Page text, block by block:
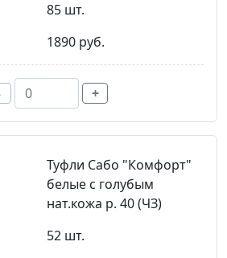
85 шт.
1890 руб.
+
Туфли Сабо "Комфорт"
белые с голубым
нат.кожа р. 40 (ЧЗ)
52 шт.